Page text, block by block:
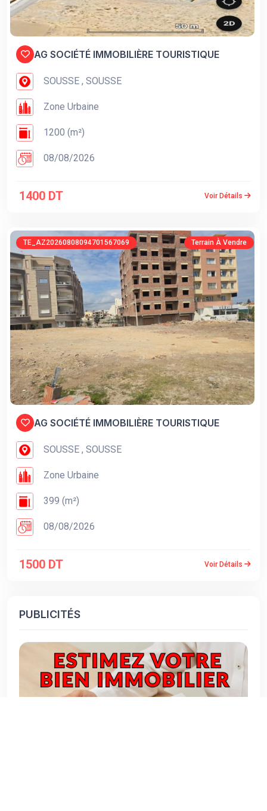
AG SOCIÉTÉ IMMOBILIÈRE TOURISTIQUE
SOUSSE , SOUSSE
Zone Urbaine
1200 (m²)
08/08/2026
1400 DT Voir Détails
TE_AZ20260808094701567069 Terrain À Vendre
AG SOCIÉTÉ IMMOBILIÈRE TOURISTIQUE
SOUSSE , SOUSSE
Zone Urbaine
399 (m²)
08/08/2026
1500 DT Voir Détails
PUBLICITÉS